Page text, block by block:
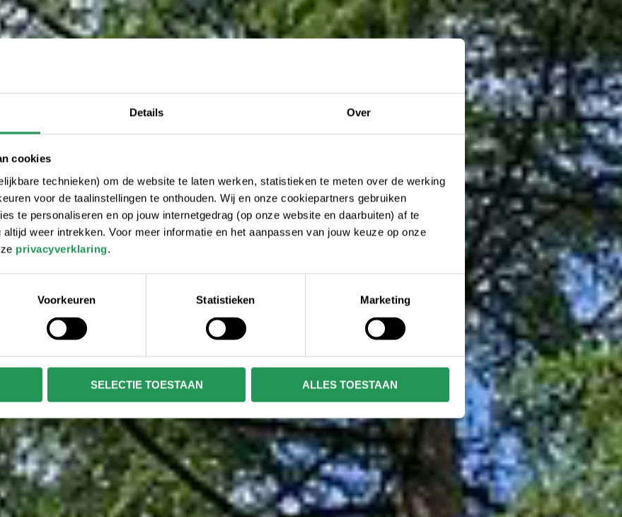
Details Over
cookies
technieken) om de website te laten werken, statistieken te meten over de werking
voor de taalinstellingen te onthouden. Wij en onze cookiepartners gebruiken
te personaliseren en op jouw internetgedrag (op onze website en daarbuiten) af te
weer intrekken. Voor meer informatie en het aanpassen van jouw keuze op onze
privacyverklaring.
Voorkeuren Statistieken Marketing
SELECTIE TOESTAAN ALLES TOESTAAN